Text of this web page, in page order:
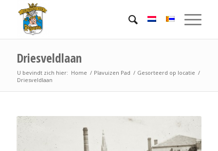
Driesveldlaan
U bevindt zich hier: Home / Plavuizen Pad / Gesorteerd op locatie /
Driesveldlaan